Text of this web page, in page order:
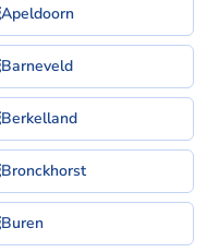
Apeldoorn
Barneveld
Berkelland
Bronckhorst
Buren